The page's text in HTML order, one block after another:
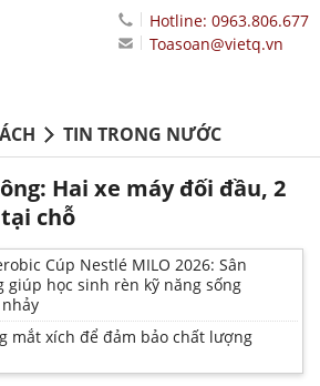
Hotline: 0963.806.677
Toasoan@vietq.vn
TIN TRONG NƯỚC
Hai xe máy đối đầu, 2
chỗ
Cúp Nestlé MILO 2026: Sân
giúp học sinh rèn kỹ năng sống
mắt xích để đảm bảo chất lượng